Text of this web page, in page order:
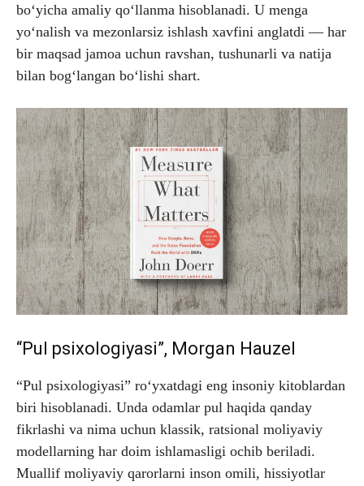
bo‘yicha amaliy qo‘llanma hisoblanadi. U menga
yo‘nalish va mezonlarsiz ishlash xavfini anglatdi — har
bir maqsad jamoa uchun ravshan, tushunarli va natija
bilan bog‘langan bo‘lishi shart.
“Pul psixologiyasi”, Morgan Hauzel
“Pul psixologiyasi” ro‘yxatdagi eng insoniy kitoblardan
biri hisoblanadi. Unda odamlar pul haqida qanday
fikrlashi va nima uchun klassik, ratsional moliyaviy
modellarning har doim ishlamasligi ochib beriladi.
Muallif moliyaviy qarorlarni inson omili, hissiyotlar